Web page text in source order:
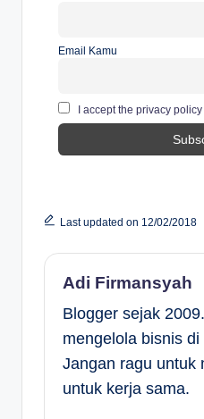
Email Kamu
I accept the privacy policy
Last updated on 12/02/2018
Adi Firmansyah
Blogger sejak
mengelola bisnis di
Jangan ragu untuk
untuk kerja sama.